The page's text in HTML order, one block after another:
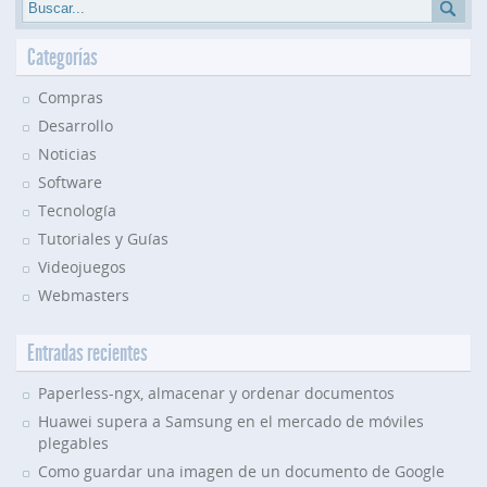
Categorías
Compras
Desarrollo
Noticias
Software
Tecnología
Tutoriales y Guías
Videojuegos
Webmasters
Entradas recientes
Paperless-ngx, almacenar y ordenar documentos
Huawei supera a Samsung en el mercado de móviles
plegables
Como guardar una imagen de un documento de Google